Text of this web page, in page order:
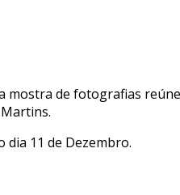
mostra de fotografias
11 de Dezembro.